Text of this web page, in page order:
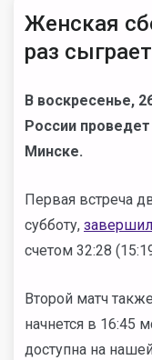
Женская
раз
В воскресенье,
России
Минске.
Первая встреча
субботу,
счетом 32:28
Второй матч
начнется в 16:45
доступна на